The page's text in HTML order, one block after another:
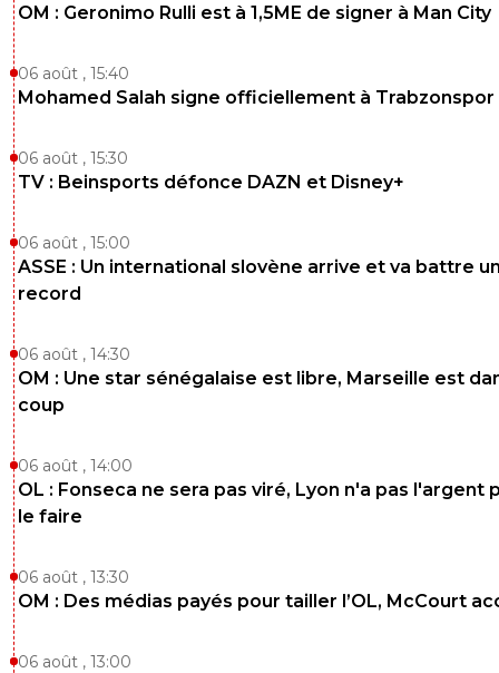
OM : Geronimo Rulli est à 1,5ME de signer à Man City
06 août , 15:40
Mohamed Salah signe officiellement à Trabzonspor
06 août , 15:30
TV : Beinsports défonce DAZN et Disney+
06 août , 15:00
ASSE : Un international slovène arrive et va battre
record
06 août , 14:30
OM : Une star sénégalaise est libre, Marseille est
coup
06 août , 14:00
OL : Fonseca ne sera pas viré, Lyon n'a pas l'argent
le faire
06 août , 13:30
OM : Des médias payés pour tailler l’OL, McCourt
06 août , 13:00